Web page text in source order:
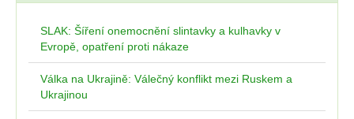
SLAK: Šíření onemocnění slintavky a kulhavky v
Evropě, opatření proti nákaze
Válka na Ukrajině: Válečný konflikt mezi Ruskem a
Ukrajinou